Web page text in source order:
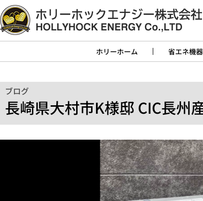
ホリーホーム 省エネ機器
ブログ
長崎県大村市K様邸 CIC長州